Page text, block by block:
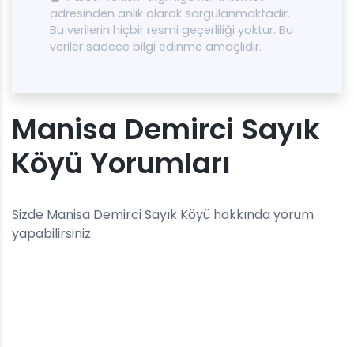
adresinden anlık olarak sorgulanmaktadır.
Bu verilerin hiçbir resmi geçerliliği yoktur. Bu
veriler sadece bilgi edinme amaçlıdır.
Manisa Demirci Sayık
Köyü Yorumları
Sizde Manisa Demirci Sayık Köyü hakkında yorum
yapabilirsiniz.